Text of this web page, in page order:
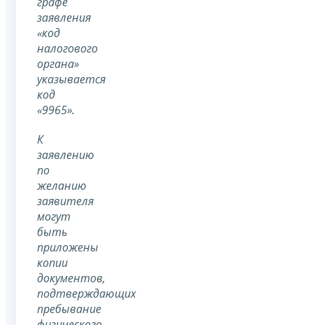
заявления
«код
налогового
органа»
указывается
код
«9965».
К
заявлению
по
желанию
заявителя
могут
быть
приложены
копии
документов,
подтверждающих
пребывание